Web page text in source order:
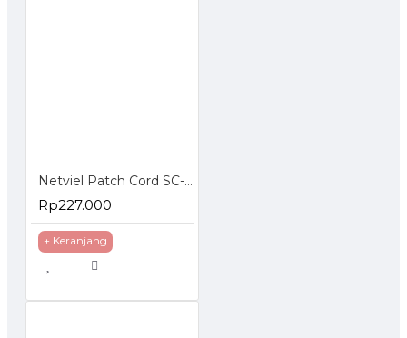
Netviel Patch Cord SC-SC Singlemode
Rp227.000
+ Keranjang